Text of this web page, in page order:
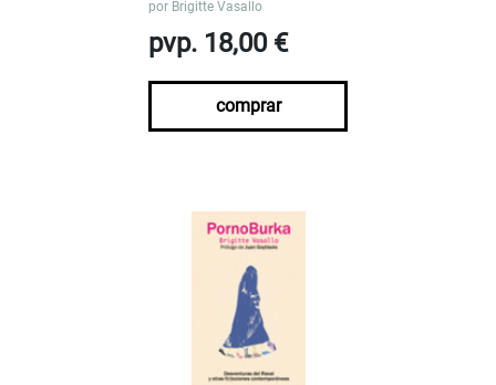
por Brigitte Vasallo
pvp. 18,00 €
comprar